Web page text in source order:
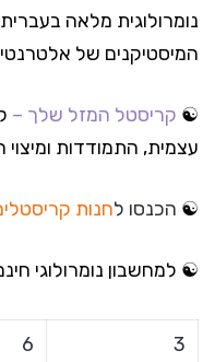
נומרולוגית מלאה
המיסטיקנים של
☯ קריסטל המזל שלך –
עצמית, התמודדות ומיצוי
☯ הכנסו לחנות
☯ למחשבון נומרולוגי